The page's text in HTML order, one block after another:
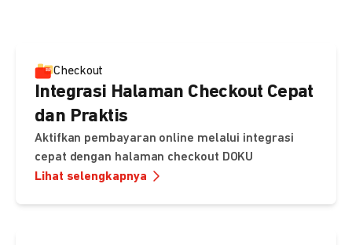
Checkout
Integrasi Halaman Checkout Cepat
dan Praktis
Aktifkan pembayaran online melalui integrasi
cepat dengan halaman checkout DOKU
Lihat selengkapnya